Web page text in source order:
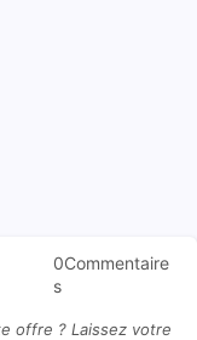
0Commentaire
s
offre ? Laissez votre